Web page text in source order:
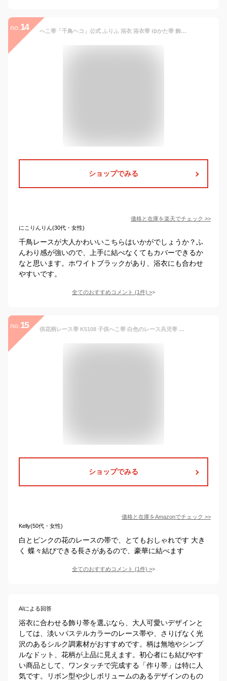
no. 14 へこ帯「千鳥ヘコ」公式 ふりふ 浴衣 浴衣帯 ゆかた帯 飾りおび 兵児帯 日本製 国産 千鳥 ちどり 千鳥格子 レース オーガンジー 涼しげ ポップ レトロ モダン かわいい お洒落 華やか 和服 和装 ギフト プレゼント 実用的 50代 40代 30代 20代
ショップでみる
価格と在庫を楽天でチェック >>
にこりんりん(30代・女性)
千鳥レースが大人かわいいこちらはいかがでしょうか？ふ
んわり感が強いので、上手に結べなくてもカバーできるか
なと思います。ホワイトブラックがあり、浴衣にも合わせ
やすいです。
全てのおすすめコメント (1件) >
no. 15 供花柄レース帯 K5108 子供へこ帯 白色のレース兵児帯 単品 レディース飾り帯 単品へこ帯
ショップでみる
価格と在庫をAmazonでチェック >>
Kelly(50代・女性)
白とピンクの花のレースの帯で、とてもおしゃれです 大き
く 蝶々結びできる長さがあるので、豪華に結べます
全てのおすすめコメント (1件) >
AIによる回答
浴衣に合わせる飾り帯を選ぶなら、大人可愛いデザインと
しては、淡いパステルカラーのレース帯や、さりげなく光
沢のあるシルク調素材がおすすめです。柄は無地やシンプ
ルなドット、花柄が上品に見えます。初心者にも結びやす
い商品として、ワンタッチで完成する「作り帯」は特に人
気です。リボン型や少しボリュームのあるデザインのもの